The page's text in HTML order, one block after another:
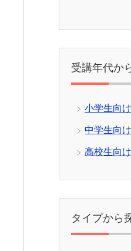
受講年代か
小学生向
中学生向
高校生向
タイプから